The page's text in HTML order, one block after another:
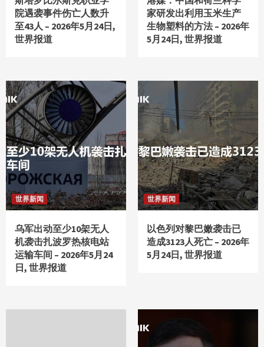
院遇袭事件伤亡人数升
至43人 – 2026年5月24日,
世界报道
家研发出利用玉米生产
生物塑料的方法 – 2026年
5月24日, 世界报道
世界新闻
乌军出动至少10架无人
机袭击扎波罗热核电站
运输车间 – 2026年5月24
日, 世界报道
世界新闻
以色列对黎巴嫩袭击已
造成3123人死亡 – 2026年
5月24日, 世界报道